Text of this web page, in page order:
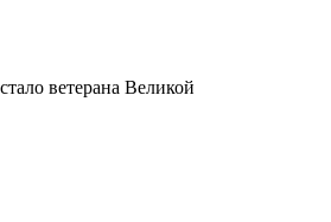
ветерана Великой